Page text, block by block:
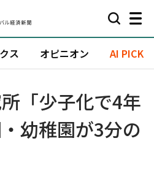
ス オピニオン AI PICK
「少子化で4年
幼稚園が3分の